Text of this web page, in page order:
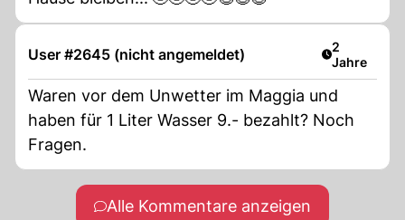
User #2645 (nicht angemeldet) Artikel
2
Jahre
Waren vor dem Unwetter im Maggia und
haben für 1 Liter Wasser 9.- bezahlt? Noch
Fragen.
Alle Kommentare anzeigen